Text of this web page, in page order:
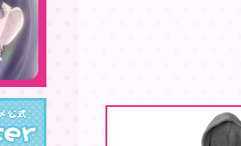
Twitter @anime_watamote